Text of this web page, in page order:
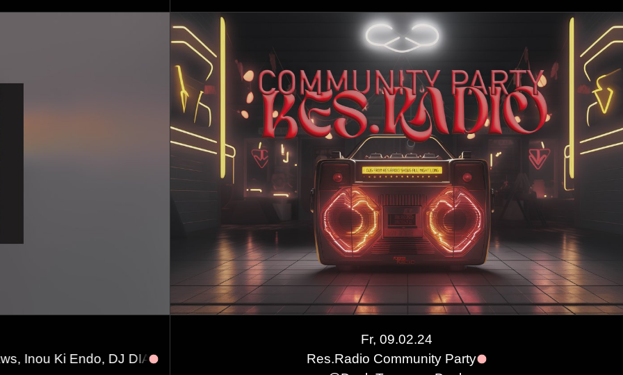
DJ DIAMOND ㋛ Struma+Iodine=11 YEARS ㋛ feat. Nkisi, FITNESSS, HUUUM, ssolve,
Fr, 09.02.24
Res.Radio Community Party